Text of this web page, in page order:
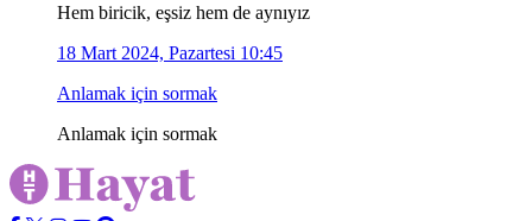
Hem biricik, eşsiz hem de aynıyız
18 Mart 2024, Pazartesi 10:45
Anlamak için sormak
Anlamak için sormak